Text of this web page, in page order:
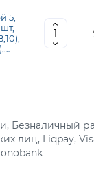
5,
Безналичный
лиц, Liqpay,